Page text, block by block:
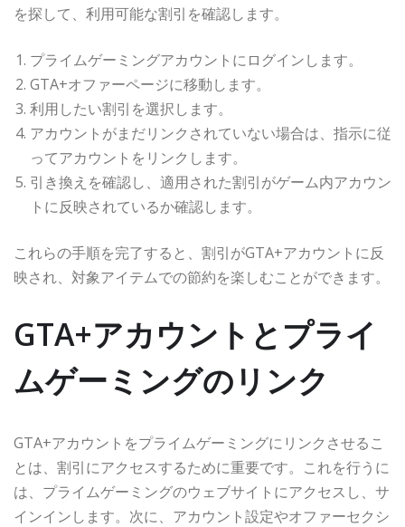
を探して、利用可能な割引を確認します。
プライムゲーミングアカウントにログインします。
GTA+オファーページに移動します。
利用したい割引を選択します。
アカウントがまだリンクされていない場合は、指示に従
ってアカウントをリンクします。
引き換えを確認し、適用された割引がゲーム内アカウン
トに反映されているか確認します。
これらの手順を完了すると、割引がGTA+アカウントに反
映され、対象アイテムでの節約を楽しむことができます。
GTA+アカウントとプライ
ムゲーミングのリンク
GTA+アカウントをプライムゲーミングにリンクさせるこ
とは、割引にアクセスするために重要です。これを行うに
は、プライムゲーミングのウェブサイトにアクセスし、サ
インインします。次に、アカウント設定やオファーセクシ